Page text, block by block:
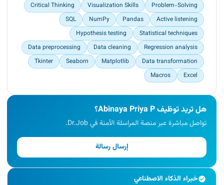
Problem-Solving
Visualization Skills
Critical Thinking
Active listening
Pandas
NumPy
SQL
Statistical techniques
Hypothesis testing
Regression analysis
Data cleaning
Data preprocessing
Data transformation
Matplotlib
Seaborn
Tkinter
Excel
Macros
هل تريد توظيف Abinaya Priya P؟
تواصل مباشرة عبر منصة المراسلة الآمنة في Dr.Job.
إرسال رسالة
خبراء الذكاء الاصطناعي